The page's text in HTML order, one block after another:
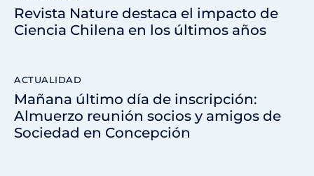
Revista Nature destaca el impacto de
Ciencia Chilena en los últimos años
ACTUALIDAD
Mañana último día de inscripción:
Almuerzo reunión socios y amigos de
Sociedad en Concepción